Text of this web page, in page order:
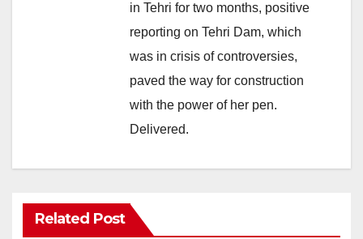
in Tehri for two months, positive
reporting on Tehri Dam, which
was in crisis of controversies,
paved the way for construction
with the power of her pen.
Delivered.
Related Post